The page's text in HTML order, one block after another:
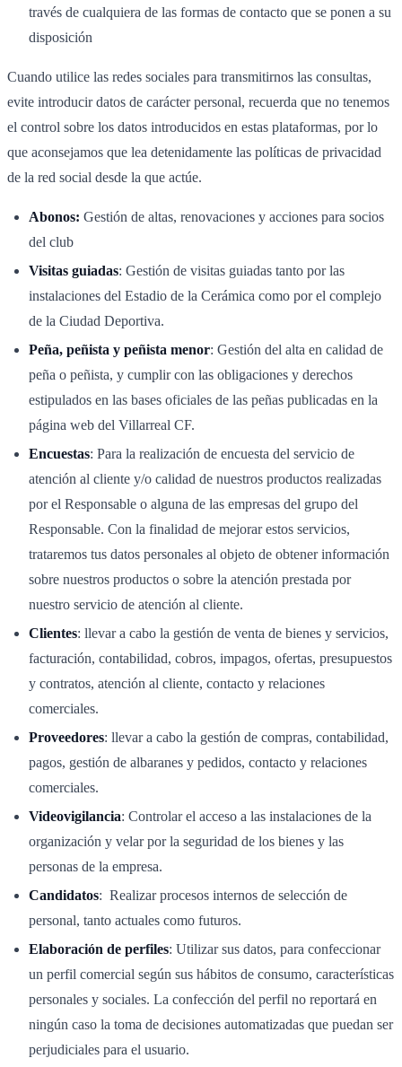
través de cualquiera de las formas de contacto que se ponen a su
disposición
Cuando utilice las redes sociales para transmitirnos las consultas,
evite introducir datos de carácter personal, recuerda que no tenemos
el control sobre los datos introducidos en estas plataformas, por lo
que aconsejamos que lea detenidamente las políticas de privacidad
de la red social desde la que actúe.
Abonos: Gestión de altas, renovaciones y acciones para socios
del club
Visitas guiadas: Gestión de visitas guiadas tanto por las
instalaciones del Estadio de la Cerámica como por el complejo
de la Ciudad Deportiva.
Peña, peñista y peñista menor: Gestión del alta en calidad de
peña o peñista, y cumplir con las obligaciones y derechos
estipulados en las bases oficiales de las peñas publicadas en la
página web del Villarreal CF.
Encuestas: Para la realización de encuesta del servicio de
atención al cliente y/o calidad de nuestros productos realizadas
por el Responsable o alguna de las empresas del grupo del
Responsable. Con la finalidad de mejorar estos servicios,
trataremos tus datos personales al objeto de obtener información
sobre nuestros productos o sobre la atención prestada por
nuestro servicio de atención al cliente.
Clientes: llevar a cabo la gestión de venta de bienes y servicios,
facturación, contabilidad, cobros, impagos, ofertas, presupuestos
y contratos, atención al cliente, contacto y relaciones
comerciales.
Proveedores: llevar a cabo la gestión de compras, contabilidad,
pagos, gestión de albaranes y pedidos, contacto y relaciones
comerciales.
Videovigilancia: Controlar el acceso a las instalaciones de la
organización y velar por la seguridad de los bienes y las
personas de la empresa.
Candidatos: Realizar procesos internos de selección de
personal, tanto actuales como futuros.
Elaboración de perfiles: Utilizar sus datos, para confeccionar
un perfil comercial según sus hábitos de consumo, características
personales y sociales. La confección del perfil no reportará en
ningún caso la toma de decisiones automatizadas que puedan ser
perjudiciales para el usuario.